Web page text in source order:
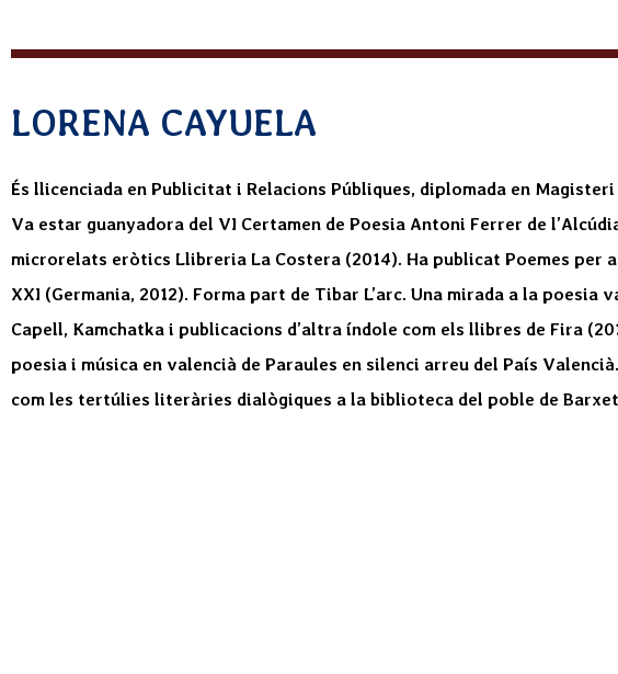
LORENA CAYUELA
És llicenciada en Publicitat i Relacions Públiques, diplomada en
Va estar guanyadora del VI Certamen de Poesia Antoni Ferrer de
microrelats eròtics Llibreria La Costera (2014). Ha publicat Poemes per
XXI (Germania, 2012). Forma part de Tibar L’arc. Una mirada a la
Capell, Kamchatka i publicacions d’altra índole com els llibres de Fira
poesia i música en valencià de Paraules en silenci arreu del País
com les tertúlies literàries dialògiques a la biblioteca del poble de